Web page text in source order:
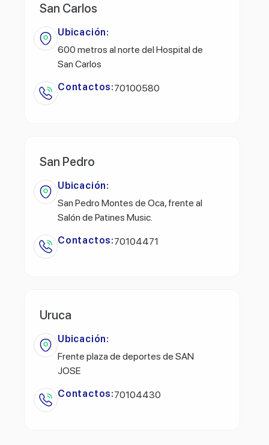
San Carlos
Ubicación:
600 metros al norte del Hospital de
San Carlos
Contactos:70100580
San Pedro
Ubicación:
San Pedro Montes de Oca, frente al
Salón de Patines Music.
Contactos:70104471
Uruca
Ubicación:
Frente plaza de deportes de SAN
JOSE
Contactos:70104430